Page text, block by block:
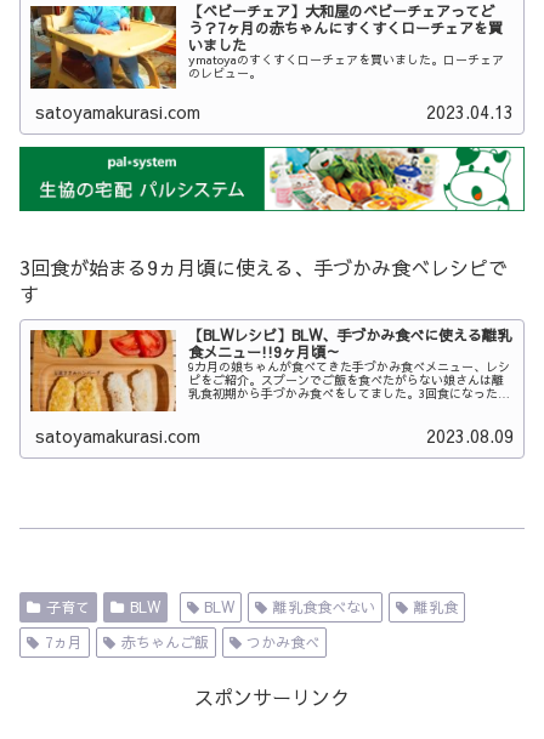
【ベビーチェア】大和屋のベビーチェアってど
う？7ヶ月の赤ちゃんにすくすくローチェアを買
いました
ymatoyaのすくすくローチェアを買いました。ローチェア
のレビュー。
satoyamakurasi.com 2023.04.13
3回食が始まる9ヵ月頃に使える、手づかみ食べレシピで
す
【BLWレシピ】BLW、手づかみ食べに使える離乳
食メニュー!!9ヶ月頃～
9カ月の娘ちゃんが食べてきた手づかみ食べメニュー、レシ
ピをご紹介。スプーンでご飯を食べたがらない娘さんは離
乳食初期から手づかみ食べをしてました。3回食になった
satoyamakurasi.com 2023.08.09
子育て BLW BLW 離乳食食べない
離乳食
7ヵ月
赤ちゃんご飯 つかみ食べ
スポンサーリンク